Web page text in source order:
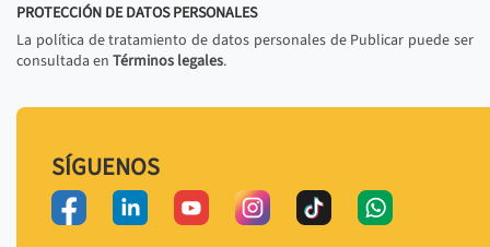
PROTECCIÓN DE DATOS PERSONALES
La política de tratamiento de datos personales de Publicar puede ser
consultada en Términos legales.
SÍGUENOS